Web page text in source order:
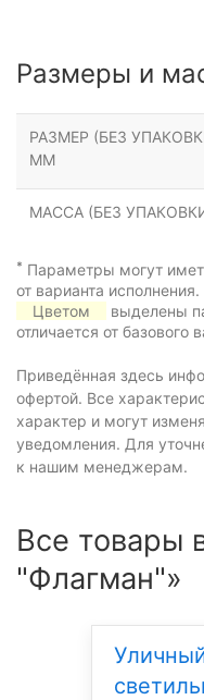
Размеры и
РАЗМЕР (БЕЗ
ММ
МАССА (БЕЗ
* Параметры могут
от варианта исполнения.
Цветом
выделены
отличается от базового
Приведённая здесь
офертой. Все
характер и могут
уведомления. Для
к нашим менеджерам.
Все товары
"Флагман"»